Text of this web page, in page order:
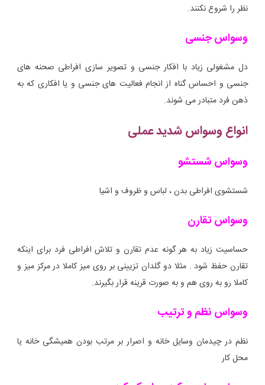
نظر را شروع نکنند.
وسواس جنسی
دل مشغولی زیاد با افکار جنسی و تصویر سازی افراطی صحنه های
جنسی و احساس گناه از انجام فعالیت های جنسی و یا افکاری که به
ذهن فرد متبادر می شوند.
انواع وسواس شدید عملی
وسواس شستشو
شستشوی افراطی بدن ، لباس و ظروف و اشیا
وسواس تقارن
حساسیت زیاد به هر گونه عدم تقارن و تلاش افراطی فرد برای اینکه
تقارن حفظ شود . مثلا دو گلدان تزیینی بر روی میز کاملا در مرکز میز و
کاملا رو به روی هم و به صورت قرینه قرار بگیرند.
وسواس نظم و ترتیب
نظم در چیدمان وسایل خانه و اصرار بر مرتب بودن همیشگی خانه یا
محل کار